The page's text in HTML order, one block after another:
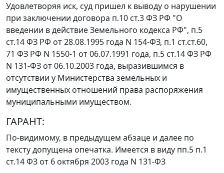
Удовлетворяя иск, суд пришел к выводу о нарушении
при заключении договора п.10 ст.3ФЗ РФ "О
введении в действие Земельного кодекса РФ", п.5
ст.14ФЗ РФ от 28.08.1995 года N 154-ФЗ, п.1 ст.ст.60,
71 ФЗ РФ N 1550-1 от 06.07.1991 года, п.5 ст.14ФЗ РФ
N 131-ФЗ от 06.10.2003 года, выразившимся в
отсутствии у Министерства земельных и
имущественных отношений права распоряжения
муниципальными имуществом.
ГАРАНТ:
По-видимому, в предыдущем абзаце и далее по
тексту допущена опечатка. Имеется в виду пп.5 п.1
ст.14 ФЗ от 6 октября 2003 года N 131-ФЗ